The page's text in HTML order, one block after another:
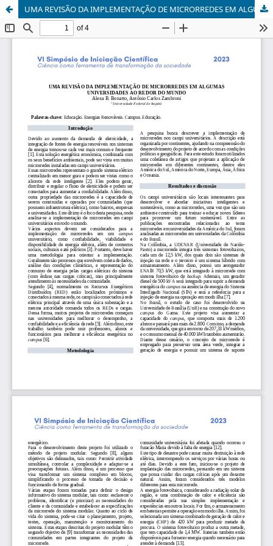
UMA REVISÃO DA IMPLEMENTAÇÃO DE MICRORREDES EM ALGUMAS UNIVERSIDADES AO REDOR DO MUNDO